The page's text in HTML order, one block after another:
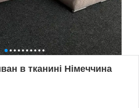
в тканині Німеччина